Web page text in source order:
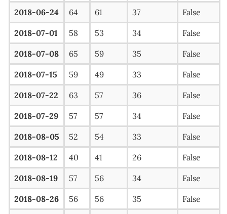
2018-06-24 64 61 37 False
2018-07-01 58 53 34 False
2018-07-08 65 59 35 False
2018-07-15 59 49 33 False
2018-07-22 63 57 36 False
2018-07-29 57 57 34 False
2018-08-05 52 54 33 False
2018-08-12 40 41 26 False
2018-08-19 57 56 34 False
2018-08-26 56 56 35 False